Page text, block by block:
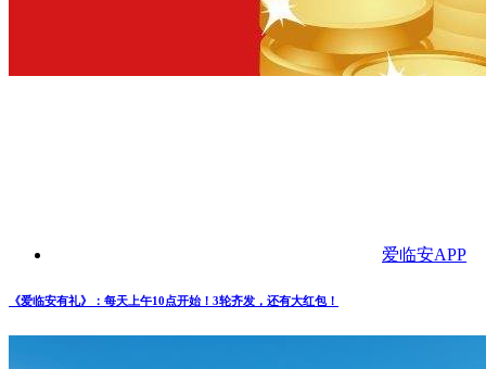
爱临安APP
《爱临安有礼》：每天上午10点开始！3轮齐发，还有大红包！